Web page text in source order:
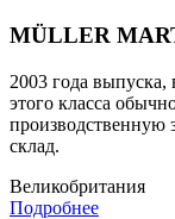
MÜLLER
2003 года
этого класса
производственную
склад.
Великобритания
Подробнее